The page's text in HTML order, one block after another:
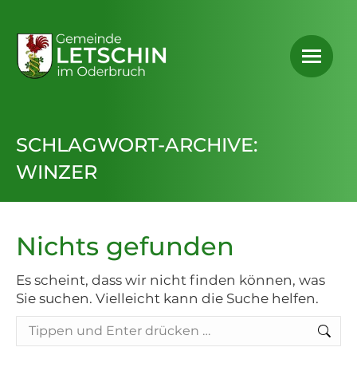
SCHLAGWORT-ARCHIVE:
WINZER
Nichts gefunden
Es scheint, dass wir nicht finden können, was
Sie suchen. Vielleicht kann die Suche helfen.
Search: